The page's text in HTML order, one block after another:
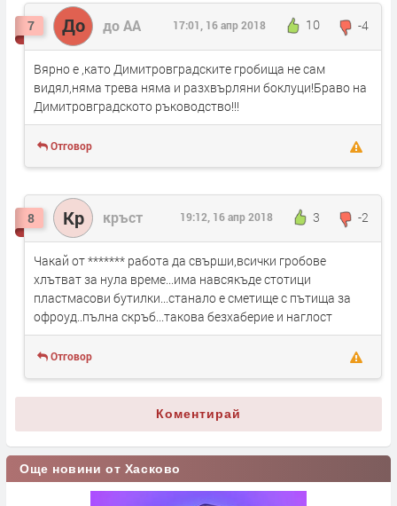
7 До до АА 10 -4
17:01, 16 апр 2018
Вярно е ,като Димитровградските гробища не сам
видял,няма трева няма и разхвърляни боклуци!Браво на
Димитровградското ръководство!!!
Отговор
8 Кр кръст 3 -2
19:12, 16 апр 2018
Чакай от ******* работа да свърши,всички гробове
хлътват за нула време...има навсякъде стотици
пластмасови бутилки...станало е сметище с пътища за
офроуд..пълна скръб...такова безхаберие и наглост
Отговор
Коментирай
Още новини от Хасково